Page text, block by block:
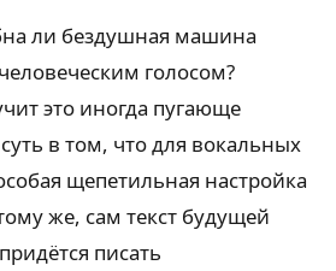
ли бездушная машина
голосом?
это иногда пугающе
в том, что для вокальных
щепетильная настройка
же, сам текст будущей
писать